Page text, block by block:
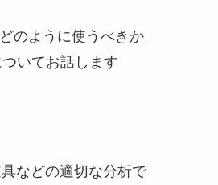
のように使うべきか
いてお話します
などの適切な分析で